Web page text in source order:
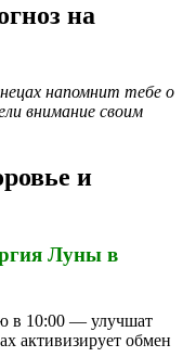
на
напомнит тебе о
внимание своим
и
Луны в
в 10:00 — улучшат
активизирует обмен